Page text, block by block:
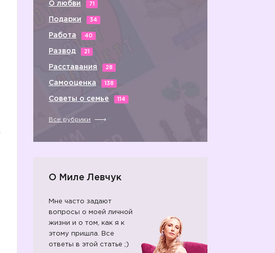
О любви 71
Подарки 34
Работа 40
Развод 21
Расставания 28
Самооценка 138
Советы о семье 114
Все рубрики
О Миле Левчук
Мне часто задают
вопросы о моей личной
жизни и о том, как я к
этому пришла. Все
ответы в этой статье ;)